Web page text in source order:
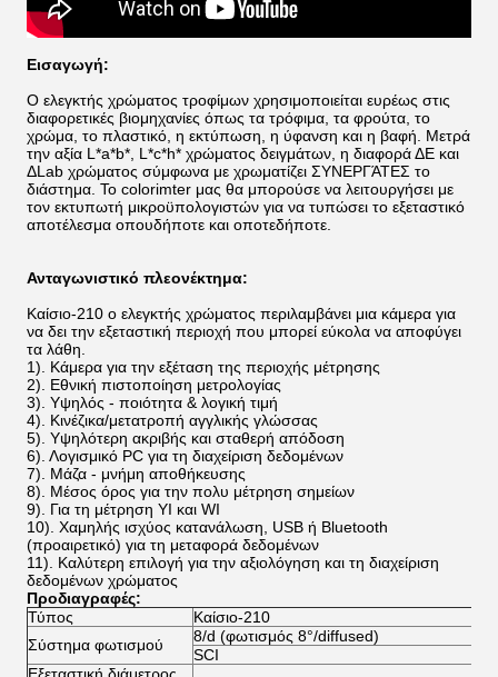
Εισαγωγή:
Ο ελεγκτής χρώματος τροφίμων χρησιμοποιείται ευρέως στις
διαφορετικές βιομηχανίες όπως τα τρόφιμα, τα φρούτα, το
χρώμα, το πλαστικό, η εκτύπωση, η ύφανση και η βαφή. Μετρά
την αξία L*a*b*, L*c*h* χρώματος δειγμάτων, η διαφορά ΔE και
ΔLab χρώματος σύμφωνα με χρωματίζει ΣΥΝΕΡΓΆΤΕΣ το
διάστημα. Το colorimter μας θα μπορούσε να λειτουργήσει με
τον εκτυπωτή μικροϋπολογιστών για να τυπώσει το εξεταστικό
αποτέλεσμα οπουδήποτε και οποτεδήποτε.
Ανταγωνιστικό πλεονέκτημα:
Καίσιο-210 ο ελεγκτής χρώματος περιλαμβάνει μια κάμερα για
να δει την εξεταστική περιοχή που μπορεί εύκολα να αποφύγει
τα λάθη.
1). Κάμερα για την εξέταση της περιοχής μέτρησης
2). Εθνική πιστοποίηση μετρολογίας
3). Υψηλός - ποιότητα & λογική τιμή
4). Κινέζικα/μετατροπή αγγλικής γλώσσας
5). Υψηλότερη ακριβής και σταθερή απόδοση
6). Λογισμικό PC για τη διαχείριση δεδομένων
7). Μάζα - μνήμη αποθήκευσης
8). Μέσος όρος για την πολυ μέτρηση σημείων
9). Για τη μέτρηση YI και WI
10). Χαμηλής ισχύος κατανάλωση, USB ή Bluetooth
(προαιρετικό) για τη μεταφορά δεδομένων
11). Καλύτερη επιλογή για την αξιολόγηση και τη διαχείριση
δεδομένων χρώματος
Προδιαγραφές:
Τύπος
Καίσιο-210
Σύστημα φωτισμού
8/d (φωτισμός 8°/diffused)
SCI